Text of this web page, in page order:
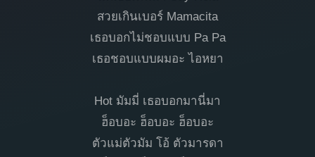
สวยเกินเบอร์ Mamacita
เธอบอกไม่ชอบแบบ Pa Pa
เธอชอบแบบผมอะ ไอหยา
Hot มัมมี่ เธอบอกมานี่มา
ฮ็อบอะ ฮ็อบอะ ฮ็อบอะ
ตัวแม่ตัวมัม โอ้ ตัวมารดา